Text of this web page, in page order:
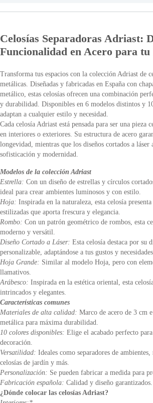
Celosías Separadoras Adriast:
Funcionalidad en Acero para
Transforma tus espacios con la colección Adriast de
metálicas. Diseñadas y fabricadas en España con
metálico, estas celosías ofrecen una combinación
y durabilidad. Disponibles en 6 modelos distintos y
adaptan a cualquier estilo y necesidad.
Cada celosía Adriast está pensada para ser una pieza
en interiores o exteriores. Su estructura de acero
longevidad, mientras que los diseños cortados a láser
sofisticación y modernidad.
Modelos de la colección Adriast
Estrella: Con un diseño de estrellas y círculos
ideal para crear ambientes luminosos y con estilo.
Hoja: Inspirada en la naturaleza, esta celosía
estilizadas que aporta frescura y elegancia.
Rombo: Con un patrón geométrico de rombos, esta
moderno y versátil.
Diseño Cortado a Láser: Esta celosía destaca por su
personalizable, adaptándose a tus gustos y
Hoja Grande: Similar al modelo Hoja, pero con
llamativos.
Arábesco: Inspirada en la estética oriental, esta
intrincados y elegantes.
Características comunes
Materiales de alta calidad: Marco de acero de 3 cm
metálica para máxima durabilidad.
10 colores disponibles: Elige el acabado perfecto
decoración.
Versatilidad: Ideales como separadores de
celosías de jardín y más.
Personalización: Se pueden fabricar a medida para
Fabricación española: Calidad y diseño garantizados.
¿Dónde colocar las celosías Adriast?